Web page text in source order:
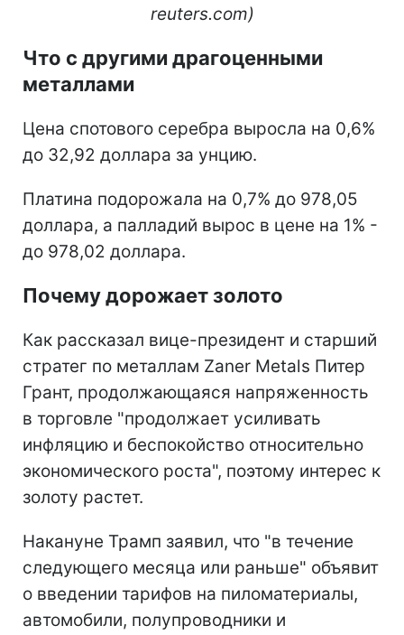
reuters.com)
Что с другими драгоценными
металлами
Цена спотового серебра выросла на 0,6%
до 32,92 доллара за унцию.
Платина подорожала на 0,7% до 978,05
доллара, а палладий вырос в цене на 1% -
до 978,02 доллара.
Почему дорожает золото
Как рассказал вице-президент и старший
стратег по металлам Zaner Metals Питер
Грант, продолжающаяся напряженность
в торговле "продолжает усиливать
инфляцию и беспокойство относительно
экономического роста", поэтому интерес к
золоту растет.
Накануне Трамп заявил, что "в течение
следующего месяца или раньше" объявит
о введении тарифов на пиломатериалы,
автомобили, полупроводники и